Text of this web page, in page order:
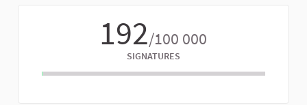
192/100 000
SIGNATURES